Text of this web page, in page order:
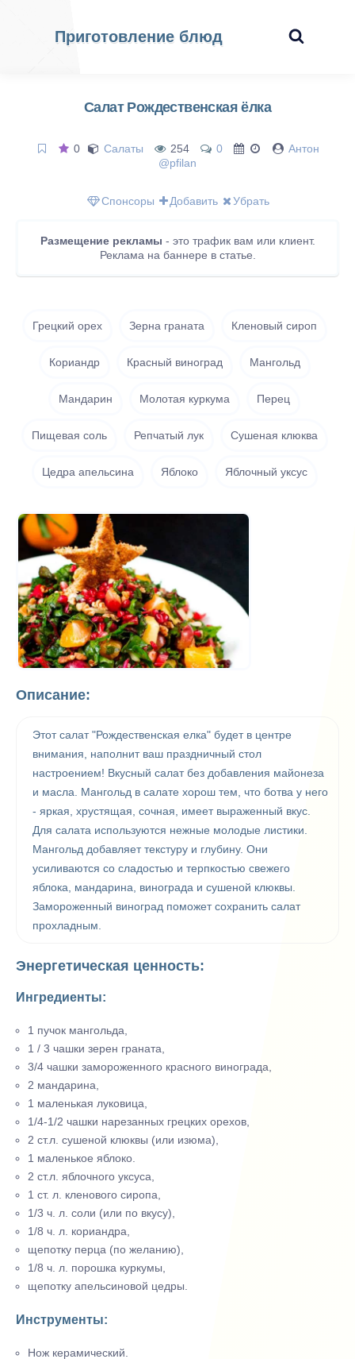
Приготовление блюд
Салат Рождественская ёлка
0 Салаты 254 0
Антон
@pfilan
Спонсоры Добавить Убрать
Размещение рекламы - это трафик вам или клиент.
Реклама на баннере в статье.
Грецкий орех Зерна граната Кленовый сироп
Кориандр Красный виноград Мангольд
Мандарин Молотая куркума Перец
Пищевая соль Репчатый лук Сушеная клюква
Цедра апельсина Яблоко Яблочный уксус
Описание:
Этот салат "Рождественская елка" будет в центре
внимания, наполнит ваш праздничный стол
настроением! Вкусный салат без добавления майонеза
и масла. Мангольд в салате хорош тем, что ботва у него
- яркая, хрустящая, сочная, имеет выраженный вкус.
Для салата используются нежные молодые листики.
Мангольд добавляет текстуру и глубину. Они
усиливаются со сладостью и терпкостью свежего
яблока, мандарина, винограда и сушеной клюквы.
Замороженный виноград поможет сохранить салат
прохладным.
Энергетическая ценность:
Ингредиенты:
1 пучок мангольда,
1 / 3 чашки зерен граната,
3/4 чашки замороженного красного винограда,
2 мандарина,
1 маленькая луковица,
1/4-1/2 чашки нарезанных грецких орехов,
2 ст.л. сушеной клюквы (или изюма),
1 маленькое яблоко.
2 ст.л. яблочного уксуса,
1 ст. л. кленового сиропа,
1/3 ч. л. соли (или по вкусу),
1/8 ч. л. кориандра,
щепотку перца (по желанию),
1/8 ч. л. порошка куркумы,
щепотку апельсиновой цедры.
Инструменты:
Нож керамический.